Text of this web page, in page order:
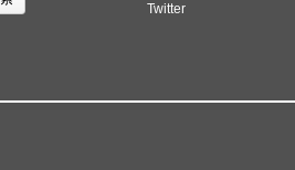
Twitter